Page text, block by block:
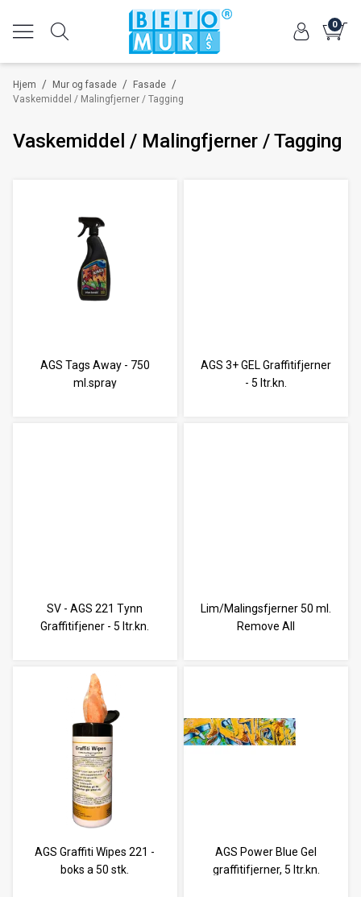
0
/
Hjem /
Mur og fasade /
Fasade
Vaskemiddel / Malingfjerner / Tagging
Vaskemiddel / Malingfjerner / Tagging
AGS Tags Away - 750
ml.spray
AGS 3+ GEL Graffitifjerner
- 5 ltr.kn.
SV - AGS 221 Tynn
Graffitifjener - 5 ltr.kn.
Lim/Malingsfjerner 50 ml.
Remove All
AGS Graffiti Wipes 221 -
boks a 50 stk.
AGS Power Blue Gel
graffitifjerner, 5 ltr.kn.